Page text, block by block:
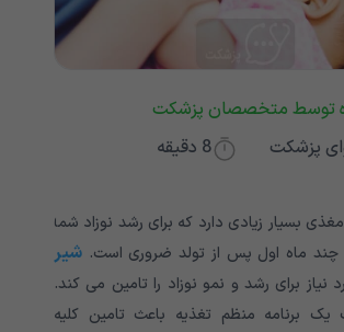
توسط متخصصان پزشکت
پزشکت
8 دقیقه
بسیار زیادی دارد که برای رشد نوزاد شما
ماه اول پس از تولد ضروری است. شیر
نیاز برای رشد و نمو نوزاد را تامین می کند.
یک برنامه منظم تغذیه باعث تامین کلیه